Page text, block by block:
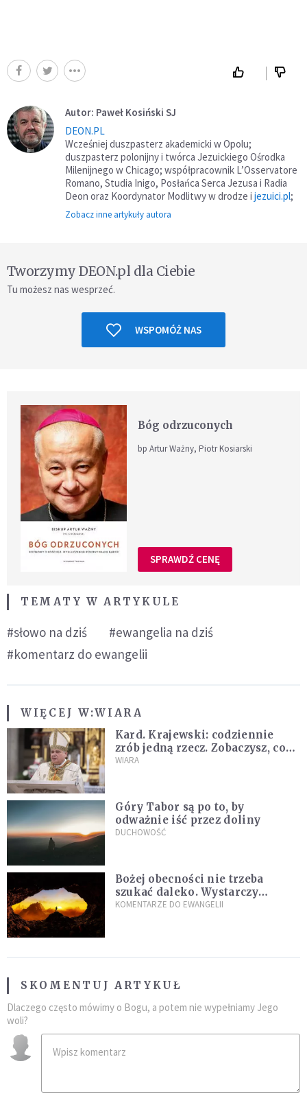
Autor: Paweł Kosiński SJ
DEON.PL
Wcześniej duszpasterz akademicki w Opolu;
duszpasterz polonijny i twórca Jezuickiego Ośrodka
Milenijnego w Chicago; współpracownik L’Osservatore
Romano, Studia Inigo, Posłańca Serca Jezusa i Radia
Deon oraz Koordynator Modlitwy w drodze i jezuici.pl;
Zobacz inne artykuły autora
Tworzymy DEON.pl dla Ciebie
Tu możesz nas wesprzeć.
WSPOMÓŻ NAS
Bóg odrzuconych
bp Artur Ważny, Piotr Kosiarski
SPRAWDŹ CENĘ
TEMATY W ARTYKULE
#słowo na dziś
#ewangelia na dziś
#komentarz do ewangelii
WIĘCEJ W:WIARA
Kard. Krajewski: codziennie
zrób jedną rzecz. Zobaczysz, co
stanie się z twoim życiem
WIARA
Góry Tabor są po to, by
odważnie iść przez doliny
DUCHOWOŚĆ
Bożej obecności nie trzeba
szukać daleko. Wystarczy
nauczyć się słuchać
KOMENTARZE DO EWANGELII
SKOMENTUJ ARTYKUŁ
Dlaczego często mówimy o Bogu, a potem nie wypełniamy Jego
woli?